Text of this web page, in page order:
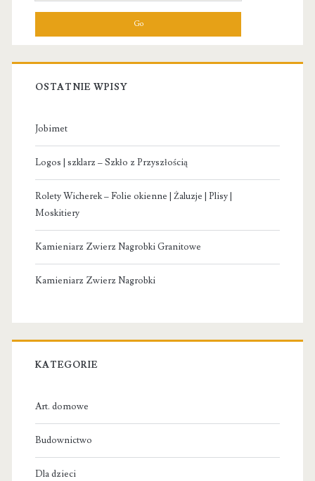
OSTATNIE WPISY
Jobimet
Logos | szklarz – Szkło z Przyszłością
Rolety Wicherek – Folie okienne | Żaluzje | Plisy |
Moskitiery
Kamieniarz Zwierz Nagrobki Granitowe
Kamieniarz Zwierz Nagrobki
KATEGORIE
Art. domowe
Budownictwo
Dla dzieci